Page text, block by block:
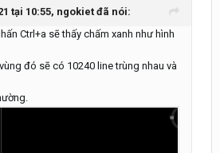
tại 10:55, ngokiet đã nói:
Ctrl+a sẽ thấy chấm xanh như hình
đó sẽ có 10240 line trùng nhau và